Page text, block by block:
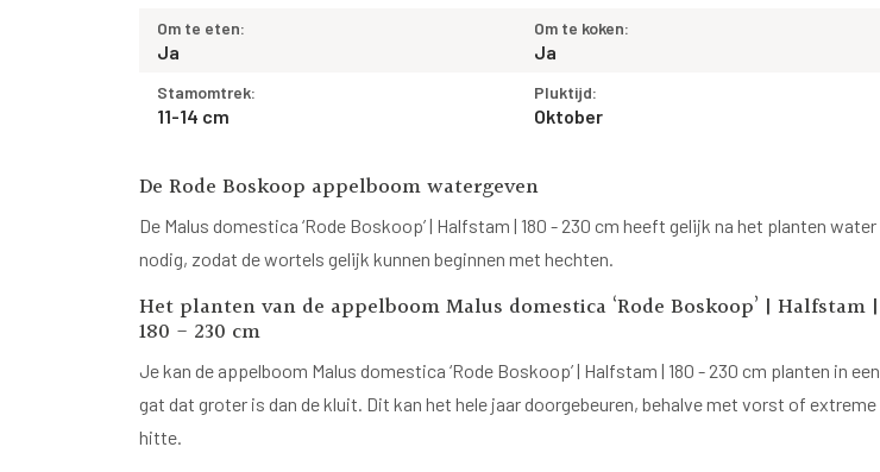
Om te eten:
Ja
Om te koken:
Ja
Stamomtrek:
11-14 cm
Pluktijd:
Oktober
De Rode Boskoop appelboom watergeven
De Malus domestica ‘Rode Boskoop’ | Halfstam | 180 - 230 cm heeft gelijk na het planten water
nodig, zodat de wortels gelijk kunnen beginnen met hechten.
Het planten van de appelboom Malus domestica ‘Rode Boskoop’ | Halfstam |
180 - 230 cm
Je kan de appelboom Malus domestica ‘Rode Boskoop’ | Halfstam | 180 - 230 cm planten in een
gat dat groter is dan de kluit. Dit kan het hele jaar doorgebeuren, behalve met vorst of extreme
hitte.